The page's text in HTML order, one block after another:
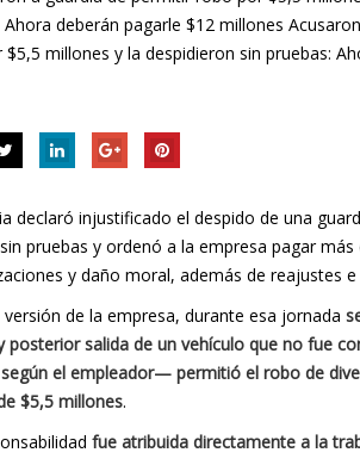
declaró injustificado el despido de una
pruebas y ordenó a la empresa pagar más
y daño moral, además de reajustes e
versión de la empresa, durante esa jornada
posterior salida de un vehículo que no fue
el empleador— permitió el robo de
$5,5 millones.
fue atribuida directamente a la